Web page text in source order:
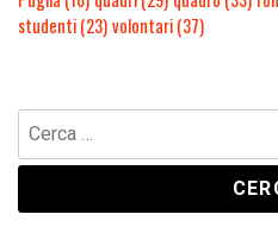
studenti(23)volontari(37)